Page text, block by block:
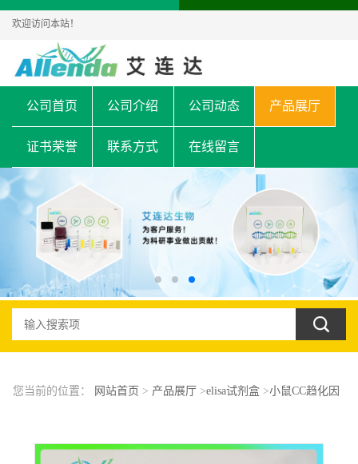
欢迎访问本站！
公司首页 公司介绍 公司动态 产品展厅
证书荣誉 联系方式 在线留言
您当前的位置： 网站首页 > 产品展厅 >elisa试剂盒>小鼠CC趋化因